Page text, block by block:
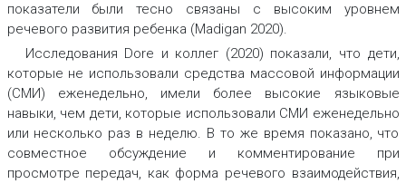
показатели были тесно связаны с высоким уровнем
речевого развития ребенка (Madigan 2020).
Исследования Dore и коллег (2020) показали, что дети,
которые не использовали средства массовой информации
(СМИ) еженедельно, имели более высокие языковые
навыки, чем дети, которые использовали СМИ еженедельно
или несколько раз в неделю. В то же время показано, что
совместное обсуждение и комментирование при
просмотре передач, как форма речевого взаимодействия,